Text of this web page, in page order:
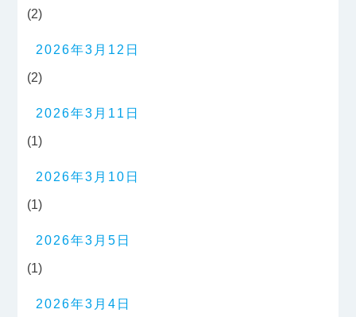
(2)
2026年3月12日
(2)
2026年3月11日
(1)
2026年3月10日
(1)
2026年3月5日
(1)
2026年3月4日